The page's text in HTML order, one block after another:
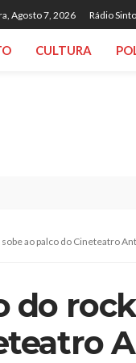
Agosto 7, 2026 Rádio
CULTURA
ao palco do Cineteatro
do